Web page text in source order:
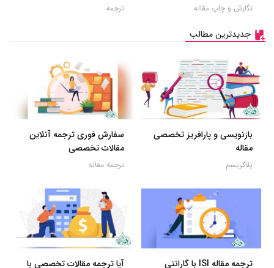
نگارش و چاپ مقاله ترجمه
جدیدترین مطالب
بازنویسی و پارافریز تخصصی
مقاله
پلاگریسم
سفارش فوری ترجمه آنلاین
مقالات تخصصی
ترجمه مقاله
ترجمه مقاله ISI با گارانتی
آیا ترجمه مقالات تخصصی با